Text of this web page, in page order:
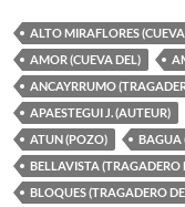
ALTO MIRAFLORES
AMOR (CUEVA DEL)
ANCAYRRUMO
APAESTEGUI J. (AUTEUR)
ATUN (POZO)
BAGUA
BELLAVISTA (TRAGADERO
BLOQUES (TRAGADERO